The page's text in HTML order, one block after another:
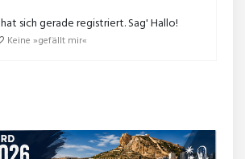
hat sich gerade registriert. Sag' Hallo!
Keine »gefällt mir«